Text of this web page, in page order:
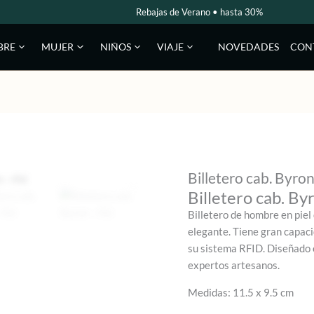
Rebajas de Verano • hasta 30%
MUJER NIÑOS VIAJE NOVEDADES
Billetero cab.
Billetero cab.
Billetero de hombre en piel
elegante. Tiene gran
su sistema RFID.
expertos artesanos.
Medidas: 11.5 x 9.5 cm